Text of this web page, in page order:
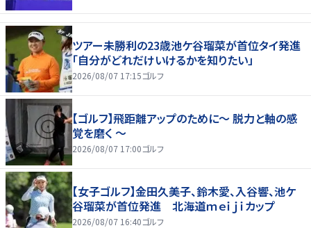
ツアー未勝利の23歳池ケ谷瑠菜が首位タイ発進
「自分がどれだけいけるかを知りたい」
2026/08/07 17:15ゴルフ
【ゴルフ】飛距離アップのために～ 脱力と軸の感
覚を磨く ～
2026/08/07 17:00ゴルフ
【女子ゴルフ】金田久美子、鈴木愛、入谷響、池ケ
谷瑠菜が首位発進 北海道ｍｅｉｊｉカップ
2026/08/07 16:40ゴルフ